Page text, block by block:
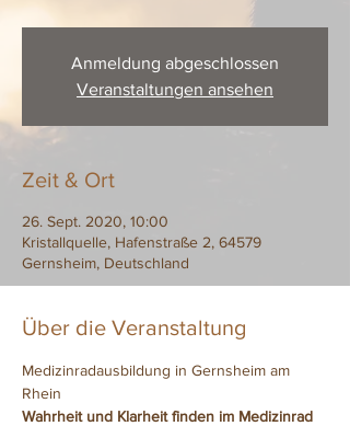
Anmeldung abgeschlossen
Veranstaltungen ansehen
Zeit & Ort
26. Sept. 2020, 10:00
Kristallquelle, Hafenstraße 2, 64579
Gernsheim, Deutschland
Über die Veranstaltung
Medizinradausbildung in Gernsheim am
Rhein
Wahrheit und Klarheit finden im Medizinrad